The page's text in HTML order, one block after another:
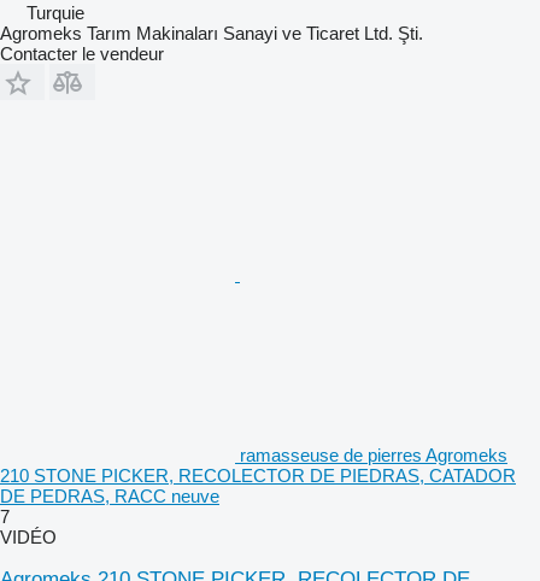
Turquie
Agromeks Tarım Makinaları Sanayi ve Ticaret Ltd. Şti.
Contacter le vendeur
ramasseuse de pierres Agromeks
210 STONE PICKER, RECOLECTOR DE PIEDRAS, CATADOR
DE PEDRAS, RACC neuve
7
VIDÉO